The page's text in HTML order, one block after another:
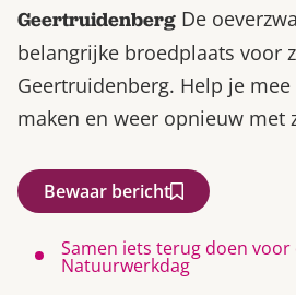
Geertruidenberg De
belangrijke broedplaats voor
Geertruidenberg. Help je
maken en weer opnieuw met
Bewaar bericht
Samen iets terug doen
Natuurwerkdag